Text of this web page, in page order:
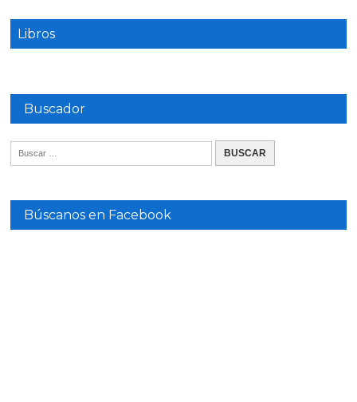
Libros
Buscador
Búscanos en Facebook